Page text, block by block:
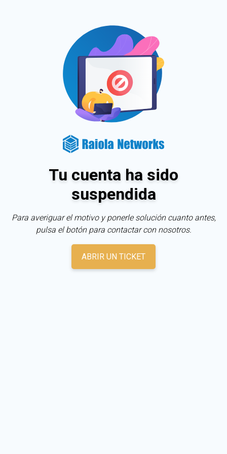
Tu cuenta ha sido
suspendida
Para averiguar el motivo y ponerle solución cuanto antes,
pulsa el botón para contactar con nosotros.
ABRIR UN TICKET